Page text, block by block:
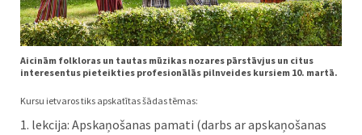
Aicinām folkloras un tautas mūzikas nozares pārstāvjus un citus
interesentus pieteikties profesionālās pilnveides kursiem 10. martā.
Kursu ietvaros tiks apskatītas šādas tēmas:
1. lekcija: Apskaņošanas pamati (darbs ar apskaņošanas